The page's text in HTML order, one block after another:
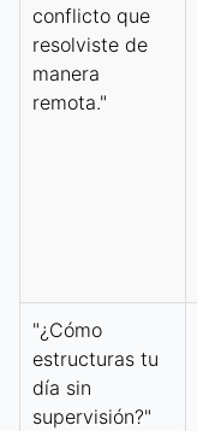
conflicto que
resolviste de
manera
remota."
"¿Cómo
estructuras tu
día sin
supervisión?"